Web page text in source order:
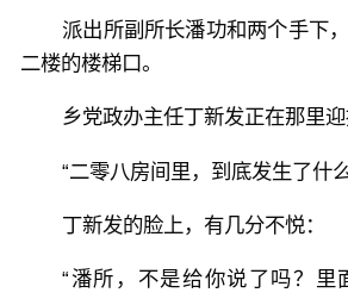
派出所副所长潘功和两个手下
二楼的楼梯口。
乡党政办主任丁新发正在那里迎
“二零八房间里，到底发生了什
丁新发的脸上，有几分不悦：
“潘所，不是给你说了吗？里